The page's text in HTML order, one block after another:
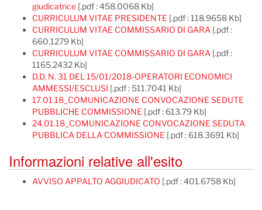
giudicatrice [.pdf : 458.0068 Kb]
CURRICULUM VITAE PRESIDENTE [.pdf : 118.9658 Kb]
CURRICULUM VITAE COMMISSARIO DI GARA [.pdf :
660.1279 Kb]
CURRICULUM VITAE COMMISSARIO DI GARA [.pdf :
1165.2432 Kb]
D.D. N. 31 DEL 15/01/2018-OPERATORI ECONOMICI
AMMESSI/ESCLUSI [.pdf : 511.7041 Kb]
17.01.18_COMUNICAZIONE CONVOCAZIONE SEDUTE
PUBBLICHE COMMISSIONE [.pdf : 613.79 Kb]
24.01.18_COMUNICAZIONE CONVOCAZIONE SEDUTA
PUBBLICA DELLA COMMISSIONE [.pdf : 618.3691 Kb]
Informazioni relative all'esito
AVVISO APPALTO AGGIUDICATO [.pdf : 401.6758 Kb]